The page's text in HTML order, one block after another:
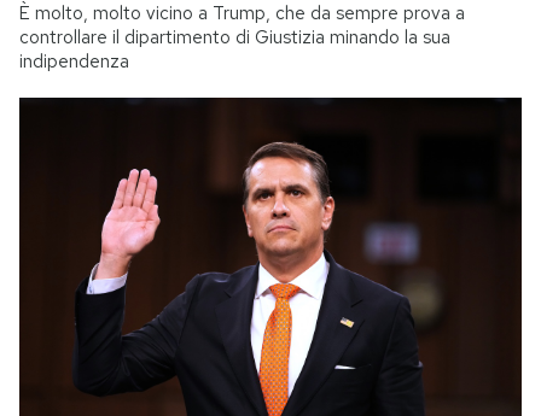
È molto, molto vicino a Trump, che da sempre prova a
controllare il dipartimento di Giustizia minando la sua
indipendenza